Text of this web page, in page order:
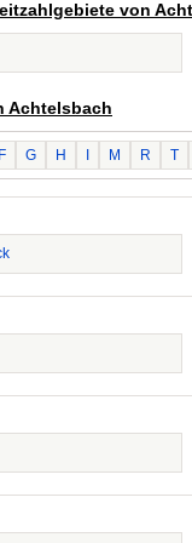
von
Achtelsbach
F G H M R T